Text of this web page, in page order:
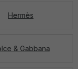
Hermès
& Gabbana